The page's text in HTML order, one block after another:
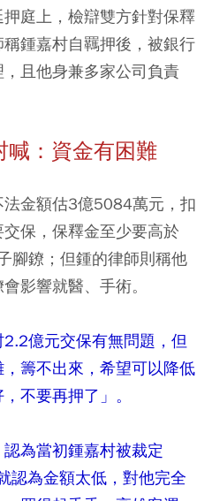
庭上，檢辯雙方針對保釋
鍾嘉村自羈押後，被銀行
且他身兼多家公司負責
喊：資金有困難
金額估3億5084萬元，扣
保，保釋金至少要高於
腳鐐；但鍾的律師則稱他
影響就醫、手術。
億元交保有無問題，但
籌不出來，希望可以降低
不要再押了」。
為當初鍾嘉村被裁定
認為金額太低，對他完全